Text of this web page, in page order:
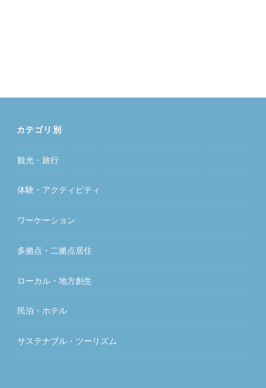
カテゴリ別
観光・旅行
体験・アクティビティ
ワーケーション
多拠点・二拠点居住
ローカル・地方創生
民泊・ホテル
サステナブル・ツーリズム